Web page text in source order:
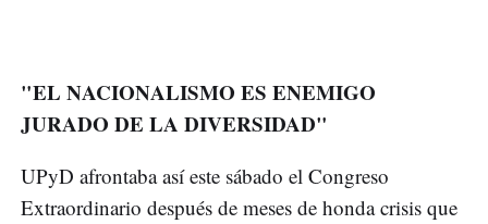
"EL NACIONALISMO ES ENEMIGO
JURADO DE LA DIVERSIDAD"
UPyD afrontaba así este sábado el Congreso
Extraordinario después de meses de honda crisis que